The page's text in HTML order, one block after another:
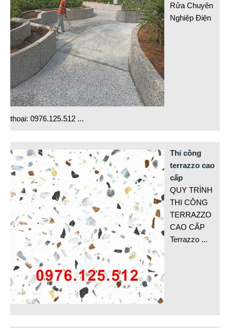
Rửa Chuyên
Nghiệp Điện
thoại: 0976.125.512 ...
Thi công
terrazzo cao
cấp
QUY TRÌNH
THI CÔNG
TERRAZZO
CAO CẤP
Terrazzo ...